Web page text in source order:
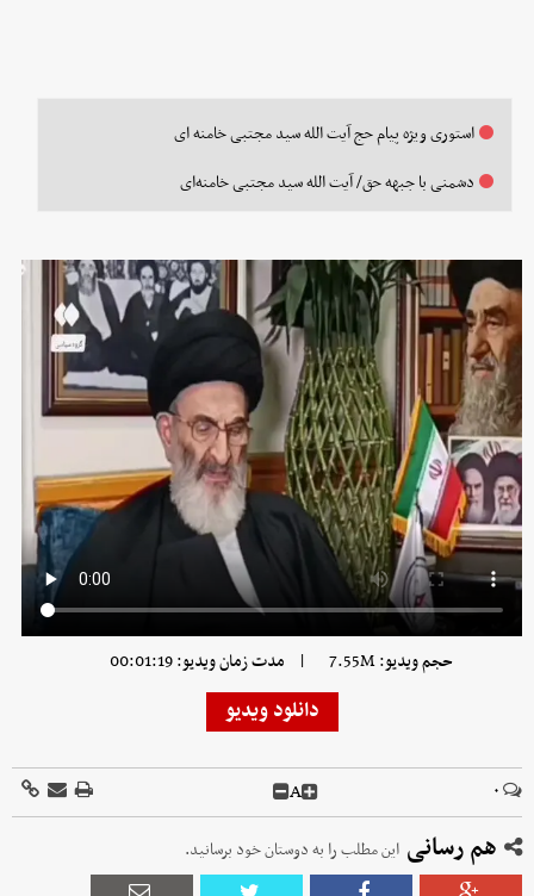
استوری ویژه پیام حج آیت الله سید مجتبی خامنه ای
دشمنی با جبهه حق/ آیت الله سید مجتبی خامنه‌ای
حجم ویدیو: 7.55M | مدت زمان ویدیو: 00:01:19
دانلود ویدیو
۰ A
هم رسانی این مطلب را به دوستان خود برسانید.